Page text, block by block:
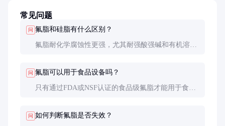
常见问题
问 氟脂和硅脂有什么区别？
氟脂耐化学腐蚀性更强，尤其耐强酸强碱和有机溶
问 氟脂可以用于食品设备吗？
只有通过FDA或NSF认证的食品级氟脂才能用于食品
问 如何判断氟脂是否失效？